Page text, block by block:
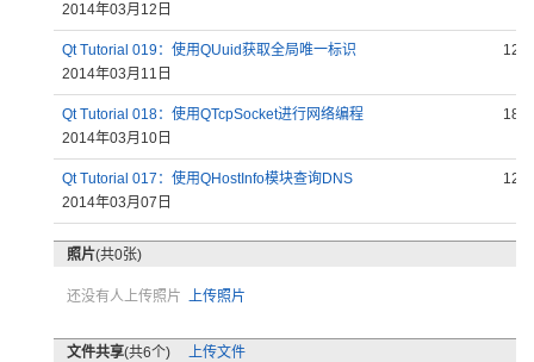
2014年03月12日
Qt Tutorial 019：使用QUuid获取全局唯一标识
2014年03月11日
Qt Tutorial 018：使用QTcpSocket进行网络编程
2014年03月10日
Qt Tutorial 017：使用QHostInfo模块查询DNS
2014年03月07日
照片(共0张)
还没有人上传照片 上传照片
文件共享(共6个) 上传文件